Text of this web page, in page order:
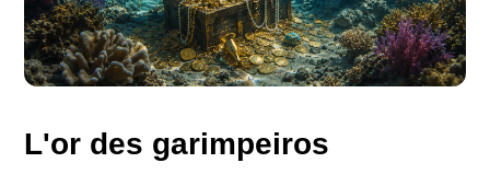
L'or des garimpeiros